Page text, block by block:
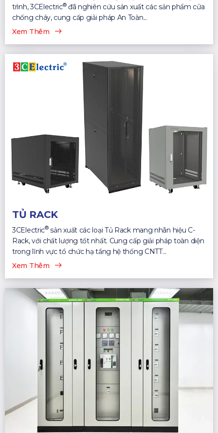
trình, 3CElectric®đã nghiên cứu sản xuất các sản phẩm cửa
chống cháy, cung cấp giải pháp An Toàn...
Xem Thêm
TỦ RACK
3CElectric®sản xuất các loại Tủ Rack mang nhãn hiệu C-
Rack, với chất lượng tốt nhất. Cung cấp giải pháp toàn diện
trong lĩnh vực tổ chức hạ tầng hệ thống CNTT...
Xem Thêm